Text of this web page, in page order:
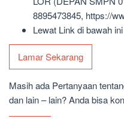
8895473845, https://
Lewat Link di bawah ini
Lamar Sekarang
Masih ada Pertanyaan
dan lain – lain? Anda bisa